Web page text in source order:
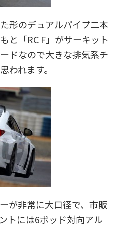
形のデュアルパイプ二本
と「RC F」がサーキット
ドなので大きな排気系チ
われます。
が非常に大口径で、市販
トには6ポッド対向アル